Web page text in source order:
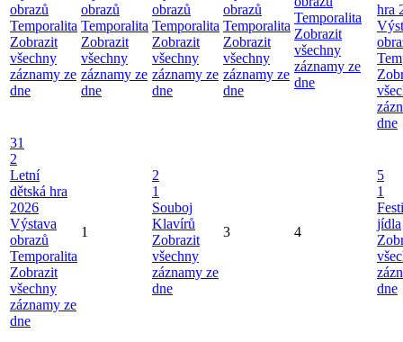
obrazů
Temporalita
Zobrazit
všechny
záznamy ze
dne
obrazů
Temporalita
Zobrazit
všechny
záznamy ze
dne
obrazů
Temporalita
Zobrazit
všechny
záznamy ze
dne
obrazů
Temporalita
Zobrazit
všechny
záznamy ze
dne
Temporalita
Zobrazit
všechny
záznamy ze
dne
hra
dne
31
2
Letní
dětská hra
2026
Výstava
obrazů
Temporalita
Zobrazit
všechny
záznamy ze
dne
1
2
1
Souboj
Klavírů
Zobrazit
všechny
záznamy ze
dne
3 4
5
1
jídla
dne